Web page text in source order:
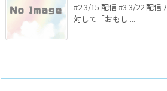
#2 3/15 配信 #3 3/22 配信
対して「おもし ...